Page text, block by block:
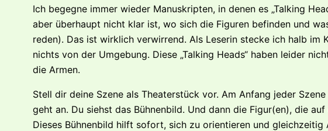
Ich begegne immer wieder Manuskripten, in denen es „Talking
aber überhaupt nicht klar ist, wo sich die Figuren befinden und
reden). Das ist wirklich verwirrend. Als Leserin stecke ich halb im
nichts von der Umgebung. Diese „Talking Heads“ haben leider
die Armen.
Stell dir deine Szene als Theaterstück vor. Am Anfang jeder
geht an. Du siehst das Bühnenbild. Und dann die Figur(en), die
Dieses Bühnenbild hilft sofort, sich zu orientieren und gleichzeitig